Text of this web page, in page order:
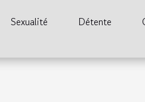
Sexualité Détente